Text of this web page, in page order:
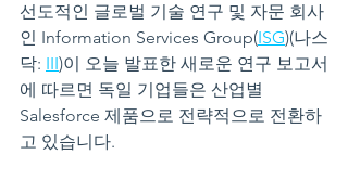
선도적인 글로벌 기술 연구 및 자문 회사
인 Information Services Group(ISG)(나스
닥: III)이 오늘 발표한 새로운 연구 보고서
에 따르면 독일 기업들은 산업별
Salesforce 제품으로 전략적으로 전환하
고 있습니다.